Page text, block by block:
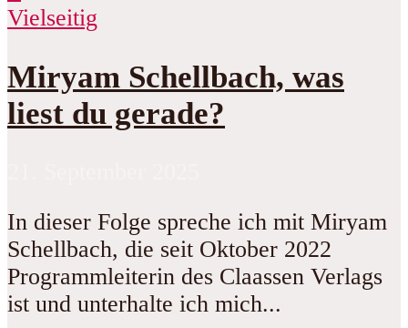
Vielseitig
Miryam Schellbach, was
liest du gerade?
In dieser Folge spreche ich mit Miryam
Schellbach, die seit Oktober 2022
Programmleiterin des Claassen Verlags
ist und unterhalte ich mich...